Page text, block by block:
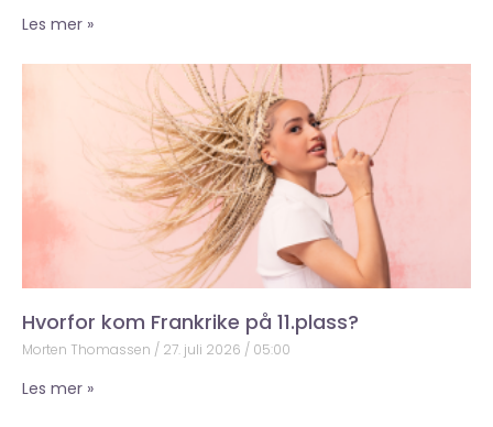
Les mer »
Hvorfor kom Frankrike på 11.plass?
Morten Thomassen 27. juli 2026 05:00
Les mer »